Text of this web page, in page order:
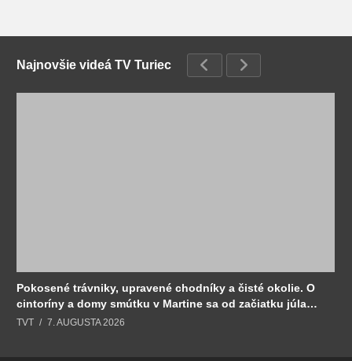
Najnovšie videá TV Turiec
Pokosené trávniky, upravené chodníky a čisté okolie. O
cintoríny a domy smútku v Martine sa od začiatku júla
stará Sociálny podnik.
TVT 7. AUGUSTA 2026